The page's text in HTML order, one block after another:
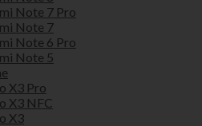
Note 7 Pro
Note 7
Note 6 Pro
Note 5
X3 Pro
X3 NFC
X3